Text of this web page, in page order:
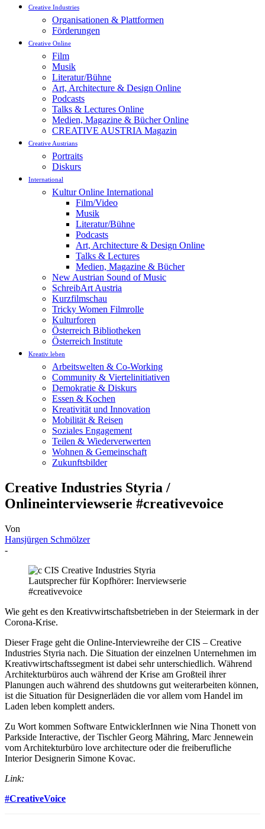
Creative Industries
Organisationen & Plattformen
Förderungen
Creative Online
Film
Musik
Literatur/Bühne
Art, Architecture & Design Online
Podcasts
Talks & Lectures Online
Medien, Magazine & Bücher Online
CREATIVE AUSTRIA Magazin
Creative Austrians
Portraits
Diskurs
International
Kultur Online International
Film/Video
Musik
Literatur/Bühne
Podcasts
Art, Architecture & Design Online
Talks & Lectures
Medien, Magazine & Bücher
New Austrian Sound of Music
SchreibArt Austria
Kurzfilmschau
Tricky Women Filmrolle
Kulturforen
Österreich Bibliotheken
Österreich Institute
Kreativ leben
Arbeitswelten & Co-Working
Community & Viertelinitiativen
Demokratie & Diskurs
Essen & Kochen
Kreativität und Innovation
Mobilität & Reisen
Soziales Engagement
Teilen & Wiederverwerten
Wohnen & Gemeinschaft
Zukunftsbilder
Creative Industries Styria /
Onlineinterviewserie #creativevoice
Von
Hansjürgen Schmölzer
-
Lautsprecher für Kopfhörer: Inerviewserie
#creativevoice
Wie geht es den Kreativwirtschaftsbetrieben in der Steiermark in der
Corona-Krise.
Dieser Frage geht die Online-Interviewreihe der CIS – Creative
Industries Styria nach. Die Situation der einzelnen Unternehmen im
Kreativwirtschaftssegment ist dabei sehr unterschiedlich. Während
Architekturbüros auch während der Krise am Großteil ihrer
Planungen auch während des shutdowns gut weiterarbeiten können,
ist die Situation für Designerläden die vor allem vom Handel im
Laden leben komplett anders.
Zu Wort kommen Software EntwicklerInnen wie Nina Thonett von
Parkside Interactive, der Tischler Georg Mähring, Marc Jennewein
vom Architekturbüro love architecture oder die freiberufliche
Interior Designerin Simone Kovac.
Link:
#CreativeVoice